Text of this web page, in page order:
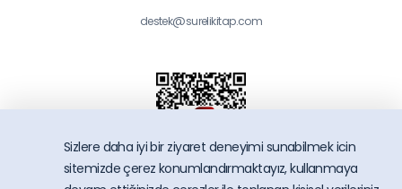
destek@surelikitap.com
Sizlere daha iyi bir ziyaret deneyimi sunabilmek icin
sitemizde çerez konumlandırmaktayız, kullanmaya